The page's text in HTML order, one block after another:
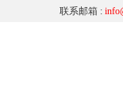
联系邮箱 :